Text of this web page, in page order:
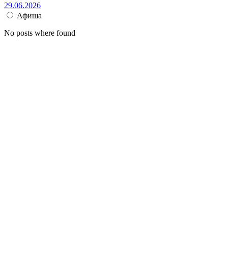
29.06.2026
Афиша
No posts where found